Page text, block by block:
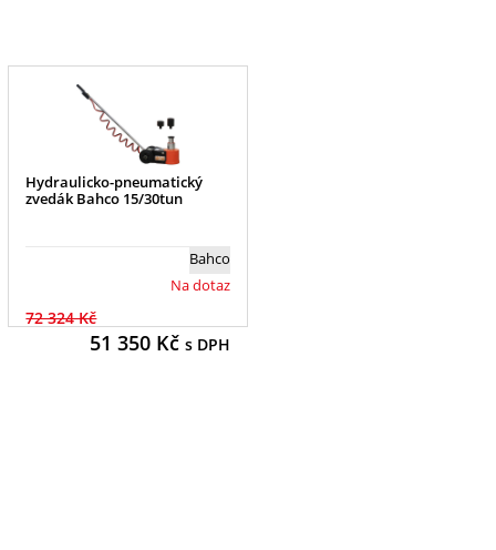
Hydraulicko-pneumatický
zvedák Bahco 15/30tun
Bahco
Na dotaz
72 324 Kč
51 350Kč s DPH